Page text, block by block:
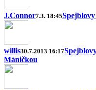
J.Connor7.3. 18:45
willis30.7.2013 16:17
Máničkou